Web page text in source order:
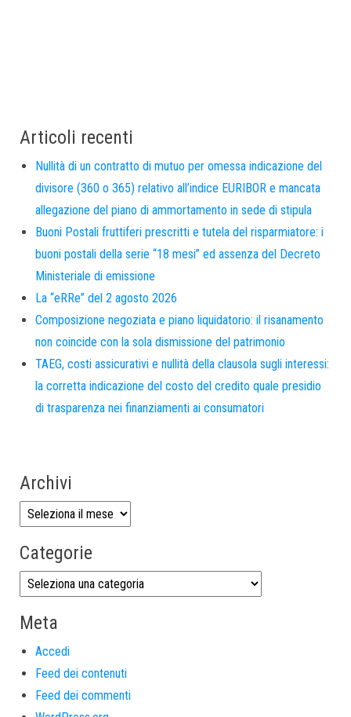
Articoli recenti
Nullità di un contratto di mutuo per omessa indicazione del
divisore (360 o 365) relativo all’indice EURIBOR e mancata
allegazione del piano di ammortamento in sede di stipula
Buoni Postali fruttiferi prescritti e tutela del risparmiatore: i
buoni postali della serie “18 mesi” ed assenza del Decreto
Ministeriale di emissione
La “eRRe” del 2 agosto 2026
Composizione negoziata e piano liquidatorio: il risanamento
non coincide con la sola dismissione del patrimonio
TAEG, costi assicurativi e nullità della clausola sugli interessi:
la corretta indicazione del costo del credito quale presidio
di trasparenza nei finanziamenti ai consumatori
Archivi
Categorie
Meta
Accedi
Feed dei contenuti
Feed dei commenti